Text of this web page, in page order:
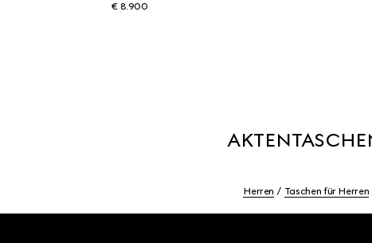
€ 8.900
Herren Taschen für Herren